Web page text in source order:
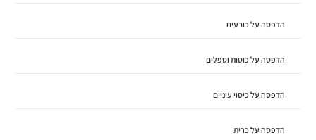
הדפסה על כובעים
הדפסה על כוסות וספלים
הדפסה על כיסוי עיניים
הדפסה על כרית